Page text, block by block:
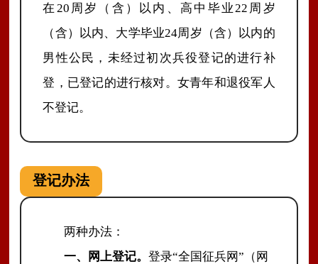
在20周岁（含）以内、高中毕业22周岁
（含）以内、大学毕业24周岁（含）以内的
男性公民，未经过初次兵役登记的进行补
登，已登记的进行核对。女青年和退役军人
不登记。
登记办法
两种办法：
一、网上登记。登录“全国征兵网”（网